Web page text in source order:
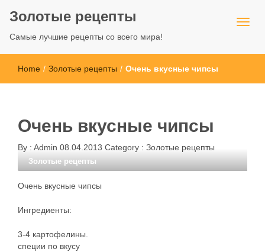
Золотые рецепты
Самые лучшие рецепты со всего мира!
Home / Золотые рецепты / Очень вкусные чипсы
Очень вкусные чипсы
By : Admin 08.04.2013 Category : Золотые рецепты
Золотые рецепты
Очень вкусные чипсы
Ингредиенты:
3-4 картофелины.
специи по вкусу